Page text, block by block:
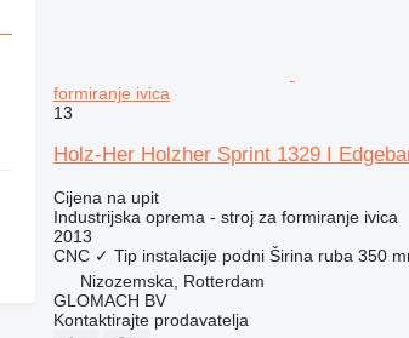
formiranje ivica
13
Holz-Her Holzher Sprint 1329 I
Cijena na upit
Industrijska oprema - stroj za formiranje ivica
2013
CNC ✓ Tip instalacije podni Širina ruba 350
Nizozemska, Rotterdam
GLOMACH BV
Kontaktirajte prodavatelja